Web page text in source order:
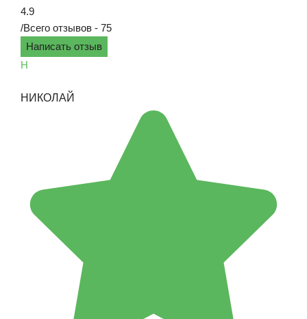
4.9
/Всего отзывов - 75
Написать отзыв
Н
НИКОЛАЙ